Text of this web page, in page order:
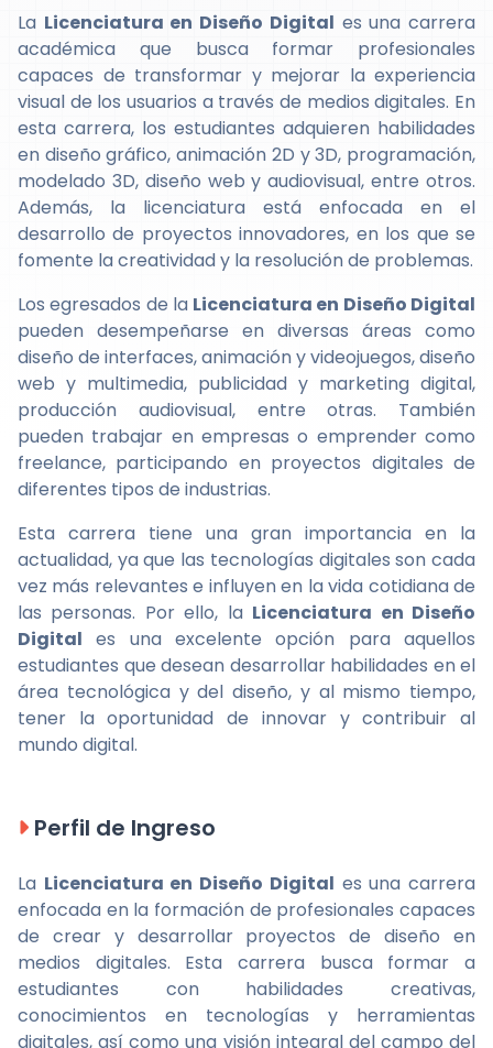
La Licenciatura en Diseño Digital es una carrera
académica que busca formar profesionales
capaces de transformar y mejorar la experiencia
visual de los usuarios a través de medios digitales. En
esta carrera, los estudiantes adquieren habilidades
en diseño gráfico, animación 2D y 3D, programación,
modelado 3D, diseño web y audiovisual, entre otros.
Además, la licenciatura está enfocada en el
desarrollo de proyectos innovadores, en los que se
fomente la creatividad y la resolución de problemas.
Los egresados de la Licenciatura en Diseño Digital
pueden desempeñarse en diversas áreas como
diseño de interfaces, animación y videojuegos, diseño
web y multimedia, publicidad y marketing digital,
producción audiovisual, entre otras. También
pueden trabajar en empresas o emprender como
freelance, participando en proyectos digitales de
diferentes tipos de industrias.
Esta carrera tiene una gran importancia en la
actualidad, ya que las tecnologías digitales son cada
vez más relevantes e influyen en la vida cotidiana de
las personas. Por ello, la Licenciatura en Diseño
Digital es una excelente opción para aquellos
estudiantes que desean desarrollar habilidades en el
área tecnológica y del diseño, y al mismo tiempo,
tener la oportunidad de innovar y contribuir al
mundo digital.
Perfil de Ingreso
La Licenciatura en Diseño Digital es una carrera
enfocada en la formación de profesionales capaces
de crear y desarrollar proyectos de diseño en
medios digitales. Esta carrera busca formar a
estudiantes con habilidades creativas,
conocimientos en tecnologías y herramientas
digitales, así como una visión integral del campo del